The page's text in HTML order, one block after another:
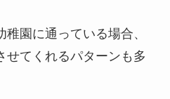
稚園に通っている場合、
せてくれるパターンも多